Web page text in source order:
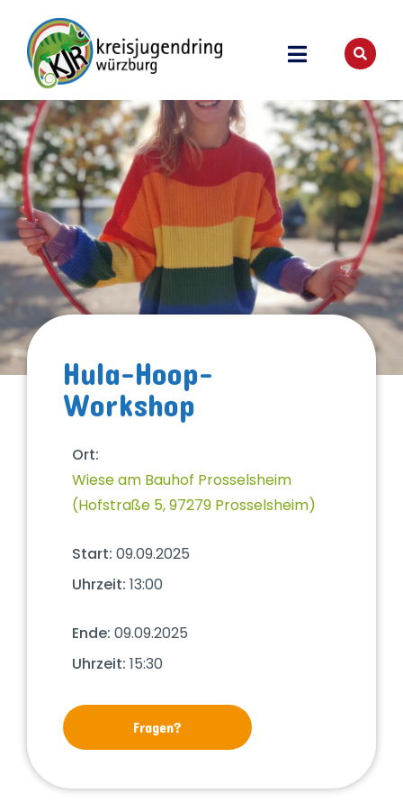
Hula-Hoop-
Workshop
Ort:
Wiese am Bauhof Prosselsheim
(Hofstraße 5, 97279 Prosselsheim)
Start: 09.09.2025
Uhrzeit: 13:00
Ende: 09.09.2025
Uhrzeit: 15:30
Fragen?